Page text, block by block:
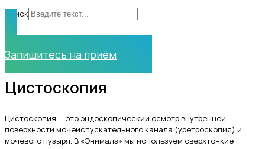
Поиск
Запишитесь на приём
Цистоскопия
Цистоскопия — это эндоскопический осмотр внутренней
поверхности мочеиспускательного канала (уретроскопия) и
мочевого пузыря. В «Энималз» мы используем сверхтонкие